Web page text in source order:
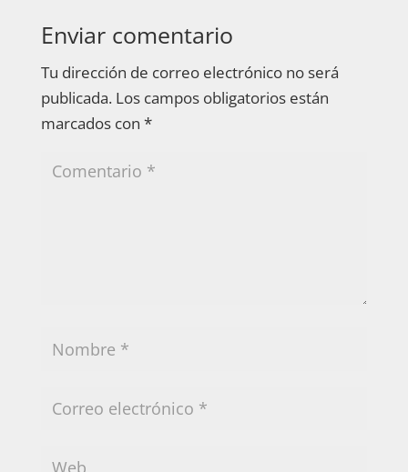
Enviar comentario
Tu dirección de correo electrónico no será
publicada. Los campos obligatorios están
marcados con *